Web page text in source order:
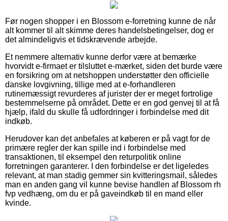
Før nogen shopper i en Blossom e-forretning kunne de når
alt kommer til alt skimme deres handelsbetingelser, dog er
det almindeligvis et tidskrævende arbejde.
Et nemmere alternativ kunne derfor være at bemærke
hvorvidt e-firmaet er tilsluttet e-mærket, siden det burde være
en forsikring om at netshoppen understøtter den officielle
danske lovgivning, tillige med at e-forhandleren
rutinemæssigt revurderes af jurister der er meget fortrolige
bestemmelserne på området. Dette er en god genvej til at få
hjælp, ifald du skulle få udfordringer i forbindelse med dit
indkøb.
Herudover kan det anbefales at køberen er på vagt for de
primære regler der kan spille ind i forbindelse med
transaktionen, til eksempel den returpolitik online
forretningen garanterer. I den forbindelse er det ligeledes
relevant, at man stadig gemmer sin kvitteringsmail, således
man en anden gang vil kunne bevise handlen af Blossom rh
fvp vedhæng, om du er på gaveindkøb til en mand eller
kvinde.